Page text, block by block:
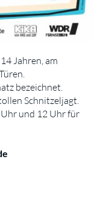
Jahren, am
bezeichnet.
Schnitzeljagt.
und 12 Uhr für